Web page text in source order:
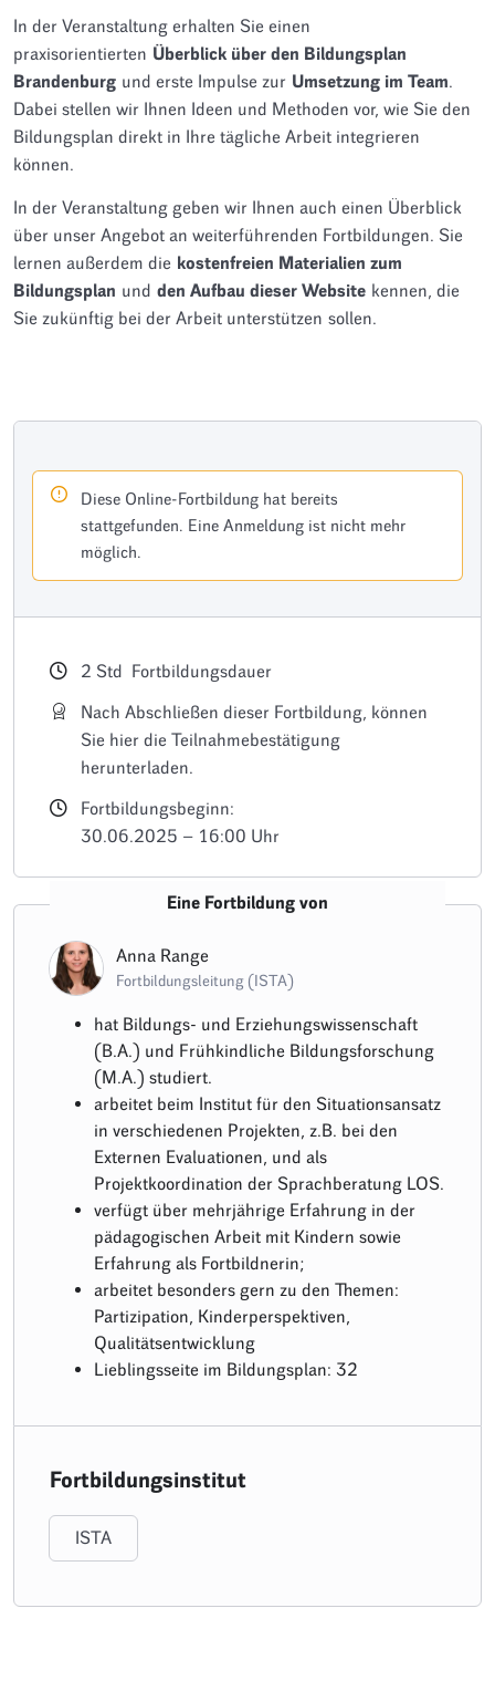
In der Veranstaltung erhalten Sie einen
praxisorientierten Überblick über den Bildungsplan
Brandenburg und erste Impulse zur Umsetzung im Team.
Dabei stellen wir Ihnen Ideen und Methoden vor, wie Sie den
Bildungsplan direkt in Ihre tägliche Arbeit integrieren
können.
In der Veranstaltung geben wir Ihnen auch einen Überblick
über unser Angebot an weiterführenden Fortbildungen. Sie
lernen außerdem die kostenfreien Materialien zum
Bildungsplan und den Aufbau dieser Website kennen, die
Sie zukünftig bei der Arbeit unterstützen sollen.
Diese Online-Fortbildung hat bereits
stattgefunden. Eine Anmeldung ist nicht mehr
möglich.
2 Std Fortbildungsdauer
Nach Abschließen dieser Fortbildung, können
Sie hier die Teilnahmebestätigung
herunterladen.
Fortbildungsbeginn:
30.06.2025 – 16:00 Uhr
Eine Fortbildung von
Anna Range
Fortbildungsleitung (ISTA)
hat Bildungs- und Erziehungswissenschaft
(B.A.) und Frühkindliche Bildungsforschung
(M.A.) studiert.
arbeitet beim Institut für den Situationsansatz
in verschiedenen Projekten, z.B. bei den
Externen Evaluationen, und als
Projektkoordination der Sprachberatung LOS.
verfügt über mehrjährige Erfahrung in der
pädagogischen Arbeit mit Kindern sowie
Erfahrung als Fortbildnerin;
arbeitet besonders gern zu den Themen:
Partizipation, Kinderperspektiven,
Qualitätsentwicklung
Lieblingsseite im Bildungsplan: 32
Fortbildungsinstitut
ISTA